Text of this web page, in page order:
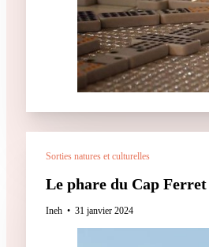
Sorties natures et culturelles
Le phare du Cap
Ineh 31 janvier 2024